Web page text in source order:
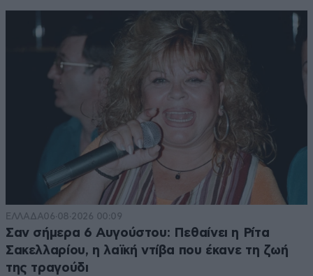
ΕΛΛΑΔΑ06·08·2026 00:09
Σαν σήμερα 6 Αυγούστου: Πεθαίνει η Ρίτα
Σακελλαρίου, η λαϊκή ντίβα που έκανε τη ζωή
της τραγούδι